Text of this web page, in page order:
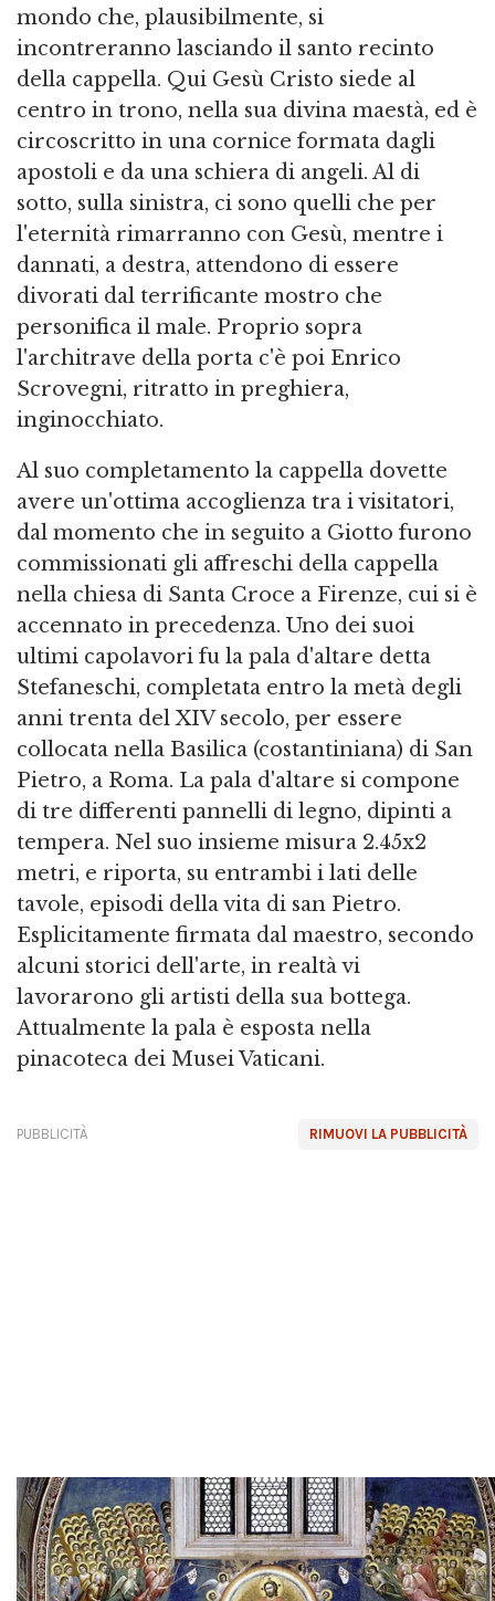
mondo che, plausibilmente, si
incontreranno lasciando il santo recinto
della cappella. Qui Gesù Cristo siede al
centro in trono, nella sua divina maestà, ed è
circoscritto in una cornice formata dagli
apostoli e da una schiera di angeli. Al di
sotto, sulla sinistra, ci sono quelli che per
l'eternità rimarranno con Gesù, mentre i
dannati, a destra, attendono di essere
divorati dal terrificante mostro che
personifica il male. Proprio sopra
l'architrave della porta c'è poi Enrico
Scrovegni, ritratto in preghiera,
inginocchiato.
Al suo completamento la cappella dovette
avere un'ottima accoglienza tra i visitatori,
dal momento che in seguito a Giotto furono
commissionati gli affreschi della cappella
nella chiesa di Santa Croce a Firenze, cui si è
accennato in precedenza. Uno dei suoi
ultimi capolavori fu la pala d'altare detta
Stefaneschi, completata entro la metà degli
anni trenta del XIV secolo, per essere
collocata nella Basilica (costantiniana) di San
Pietro, a Roma. La pala d'altare si compone
di tre differenti pannelli di legno, dipinti a
tempera. Nel suo insieme misura 2.45x2
metri, e riporta, su entrambi i lati delle
tavole, episodi della vita di san Pietro.
Esplicitamente firmata dal maestro, secondo
alcuni storici dell'arte, in realtà vi
lavorarono gli artisti della sua bottega.
Attualmente la pala è esposta nella
pinacoteca dei Musei Vaticani.
RIMUOVI LA PUBBLICITÀ
PUBBLICITÀ